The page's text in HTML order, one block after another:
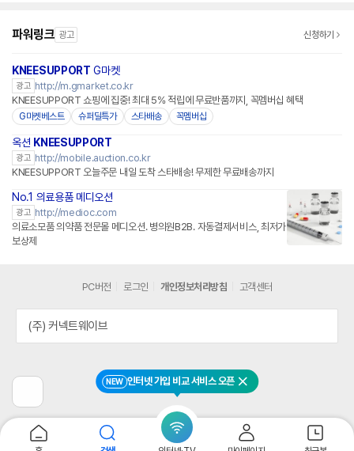
파워링크 광고 신청하기
KNEESUPPORT G마켓
광고 http://m.gmarket.co.kr
KNEESUPPORT 쇼핑에 집중! 최대 5% 적립에 무료반품까지, 꼭멤버십 혜택
G마켓베스트 슈퍼딜특가 스타배송 꼭멤버십
옥션 KNEESUPPORT
광고 http://mobile.auction.co.kr
KNEESUPPORT 오늘주문 내일 도착 스타배송! 무제한 무료배송까지
No.1 의료용품 메디오션
광고 http://medioc.com
의료소모품 의약품 전문몰 메디오션. 병의원B2B. 자동결제서비스, 최저가
보상제
전
페
이
지
NEW 인터넷 가입 비교 서비스 오픈 닫기
PC버전 로그인 개인정보처리방침 고객센터
(주) 커넥트웨이브